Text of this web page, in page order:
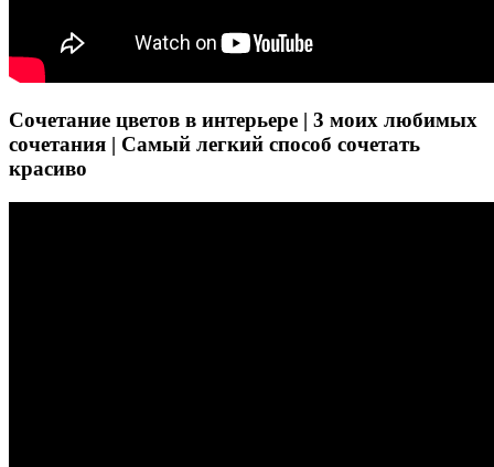
Сочетание цветов в интерьере | 3 моих любимых
сочетания | Самый легкий способ сочетать
красиво